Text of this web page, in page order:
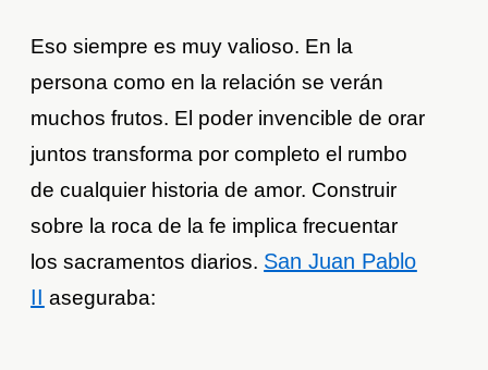
Eso siempre es muy valioso. En la
persona como en la relación se verán
muchos frutos. El poder invencible de orar
juntos transforma por completo el rumbo
de cualquier historia de amor. Construir
sobre la roca de la fe implica frecuentar
los sacramentos diarios. San Juan Pablo
II aseguraba: